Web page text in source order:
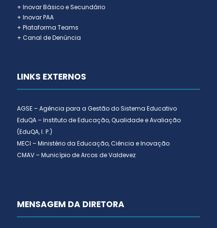
+ Inovar Básico e Secundário
+ Inovar PAA
+ Plataforma Teams
+ Canal de Denúncia
LINKS EXTERNOS
AGSE – Agência para a Gestão do Sistema Educativo
EduQA – Instituto de Educação, Qualidade e Avaliação
(EduQA, I. P.)
MECI – Ministério da Educação, Ciência e Inovação
CMAV – Município de Arcos de Valdevez
MENSAGEM DA DIRETORA